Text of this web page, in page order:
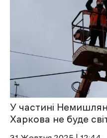
У частині
Харкова не буде